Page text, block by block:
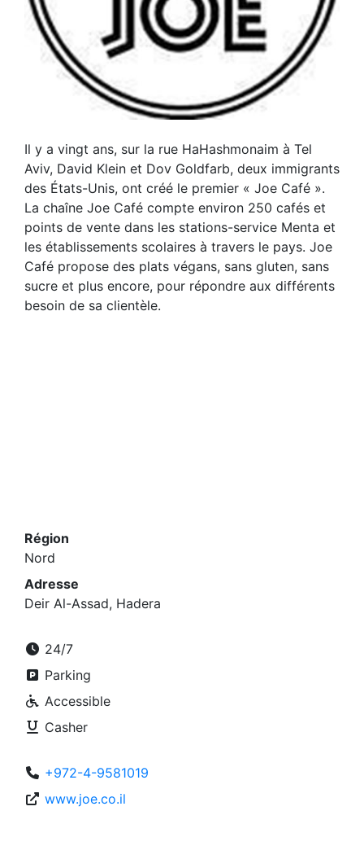
Il y a vingt ans, sur la rue HaHashmonaim à Tel
Aviv, David Klein et Dov Goldfarb, deux immigrants
des États-Unis, ont créé le premier « Joe Café ».
La chaîne Joe Café compte environ 250 cafés et
points de vente dans les stations-service Menta et
les établissements scolaires à travers le pays. Joe
Café propose des plats végans, sans gluten, sans
sucre et plus encore, pour répondre aux différents
besoin de sa clientèle.
Région
Nord
Adresse
Deir Al-Assad, Hadera
24/7
Parking
Accessible
Casher
+972-4-9581019
www.joe.co.il